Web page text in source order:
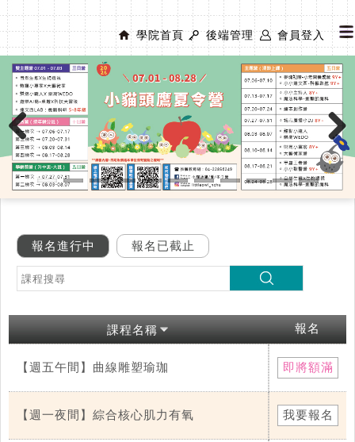
學院首頁 後端管理 會員登入
Previous Next
報名進行中 報名已截止
課程名稱 報名
【週五午間】曲線雕塑瑜珈 即將額滿
【週一夜間】綜合核心肌力有氧 我要報名